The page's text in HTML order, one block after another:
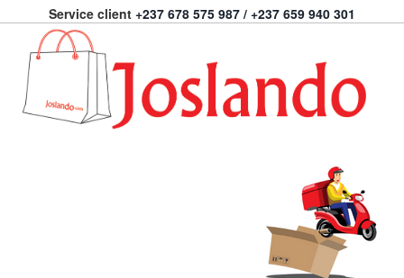
Service client +237 678 575 987 / +237 659 940 301